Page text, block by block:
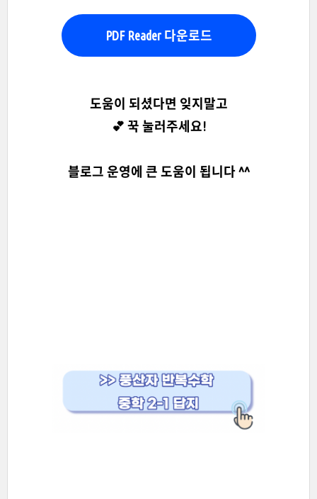
PDF Reader 다운로드
도움이 되셨다면 잊지말고
💕 꾹 눌러주세요!
블로그 운영에 큰 도움이 됩니다 ^^